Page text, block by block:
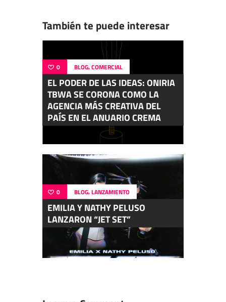
También te puede interesar
0 BLOG,COMERCIAL
EL PODER DE LAS IDEAS: ONIRIA
TBWA SE CORONA COMO LA
AGENCIA MÁS CREATIVA DEL
PAÍS EN EL ANUARIO CREMA
0 BLOG,LANZAMIENTO
EMILIA Y NATHY PELUSO
LANZARON “JET SET”